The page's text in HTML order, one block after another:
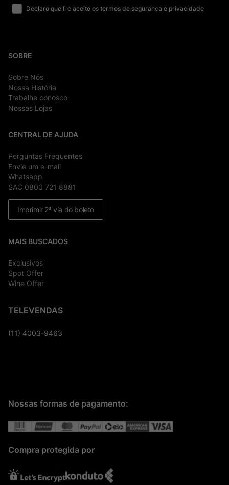
Declaro que li e aceito os termos de segurança e privacidade
SOBRE
Sobre Nós
Nossa História
Trabalhe conosco
Nossas Lojas
CENTRAL DE AJUDA
Perguntas Frequentes
Envie um e-mail
Whatsapp
SAC 0800 721 8881
Imprimir 2ª via do boleto
MAIS BUSCADOS
Exclusivos
Spot Offer
Wine Offer
TELEVENDAS
(11) 4003-9463
Nossas formas de pagamento:
Compra protegida por